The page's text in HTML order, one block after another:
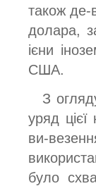
також де-
долара,
ієни
США.
З
уряд
ви-
було